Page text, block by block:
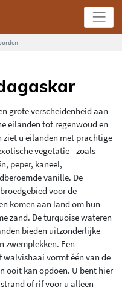
grote verscheidenheid aan
eilanden tot regenwoud en
ziet u eilanden met prachtige
vegetatie - zoals
peper, kaneel,
vanille. De
voor de
komen aan land om hun
zand. De turquoise wateren
bieden uitzonderlijke
zwemplekken. Een
walvishaai vormt één van de
ooit kan opdoen. U bent hier
of rif voor u alleen